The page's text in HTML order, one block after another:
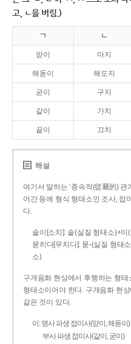
고, ㄴ을 버림.)
ㄱ ㄴ
맏이 마지
해돋이 해도지
굳이 구지
같이 가치
끝이 끄치
해설
여기서 말하는 ‘종속적(從屬的) 관
어간 등에 형식 형태소인 조사, 접
다.
솥이[소치]: 솥(실질 형태소)+이
묻히다[무치다]: 묻­-(실질 형태
소)
구개음화 현상에서 후행하는 형
형태소이어야 한다. 구개음화 현
같은 것이 있다.
이: 명사 파생 접미사(맏이, 해돋이)
부사 파생 접미사(같이, 굳이)